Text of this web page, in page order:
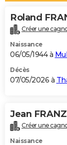
Alimentation
Guide de la santé
Maladies
Médicaments
Sommeil
VOYAGE
Destinations
City break
Voyage nature
Voyage de noces
Forum
Climat
+PHOTO
GUIDES D'ACHAT
BONS PLANS
Carte de Noël
Carte Bonne année
Carte Saint-Valentin
Carte Pâques
Carte
DICTIONNAIRE
Dictionnaire
Biographies
Citations
Expressions
Proverbes
PROGRAMME TV
Roland
Créer une
Naissance
06/05/1944 à
Décès
07/05/2026 à
Jean FRANZ
Créer une
Naissance